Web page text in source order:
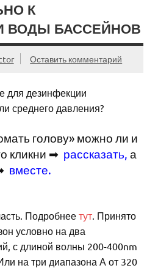
К
ВОДЫ БАССЕЙНОВ
Оставить комментарий
для дезинфекции
среднего давления?
голову» можно ли и
кликни ➡ рассказать а
вместе.
Подробнее тут . Принято
условно на два
с длиной волны 200-400nm
на три диапазона А от 320